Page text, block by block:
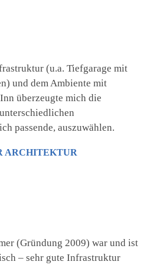
(u.a. Tiefgarage mit
und dem Ambiente mit
überzeugte mich die
passende, auszuwählen.
ARCHITEKTUR
(Gründung 2009) war und ist
– sehr gute Infrastruktur